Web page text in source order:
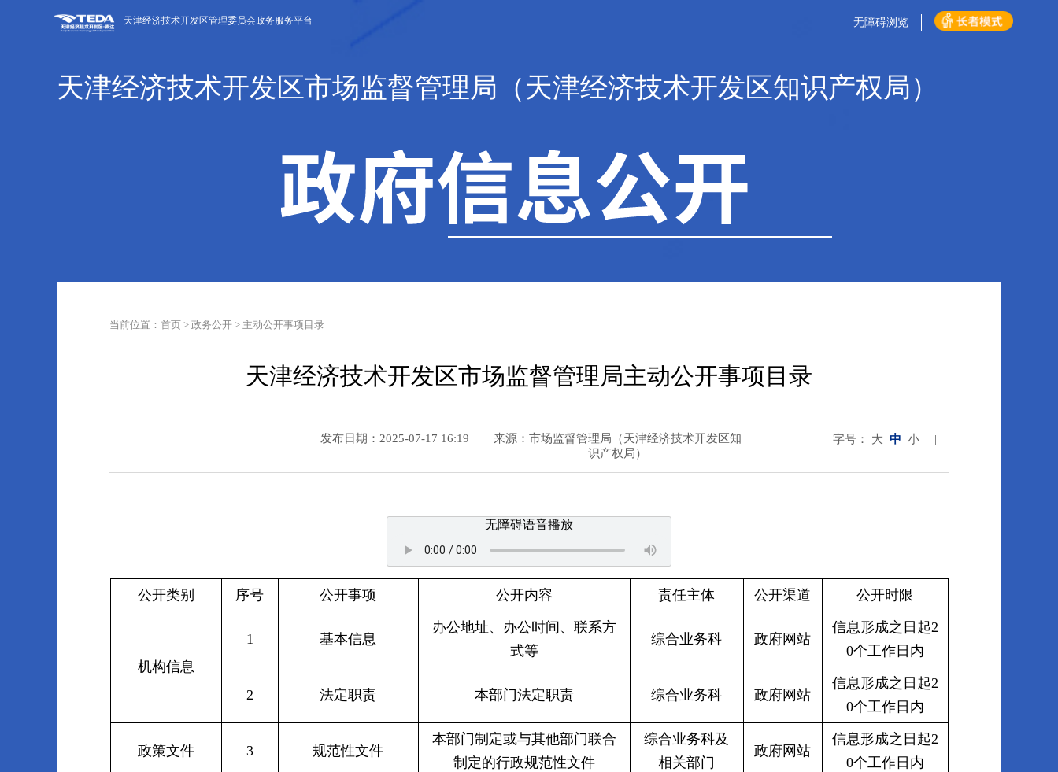
天津经济技术开发区管理委员会政务服务平台 无障碍浏览
天津经济技术开发区市场监督管理局（天津经济技术开发区知识产权局）
当前位置：首页 > 政务公开 > 主动公开事项目录
天津经济技术开发区市场监督管理局主动公开事项目录
发布日期：2025-07-17 16:19
来源：市场监督管理局（天津经济技术开发区知
识产权局）
字号： 大 中 小 |
无障碍语音播放
公开类别 序号 公开事项 公开内容 责任主体 公开渠道 公开时限
机构信息
1 基本信息
办公地址、办公时间、联系方
式等
综合业务科 政府网站
信息形成之日起2
0个工作日内
2 法定职责 本部门法定职责 综合业务科 政府网站
信息形成之日起2
0个工作日内
政策文件 3 规范性文件
本部门制定或与其他部门联合
制定的行政规范性文件
综合业务科及
相关部门
政府网站
信息形成之日起2
0个工作日内